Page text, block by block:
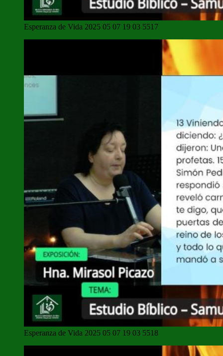
Esperanza de Vida 2025 05 07 19 03 5517
Esperanza de Vida 2025 05 07 19 03 5518